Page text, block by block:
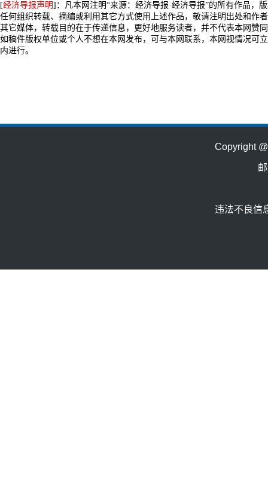
[经济导报声明]：凡本网注明“来源：经济导报·经济导报”的所有作品，
任何组织转载、摘编或利用其它方式使用上述作品，敬请注明出处和作
其它媒体，转载目的在于传递信息，更好地服务读者，并不代表本网赞
如稿件版权单位或个人不想在本网发布，可与本网联系，本网视情况可
内进行。
Copyright
违法不良信